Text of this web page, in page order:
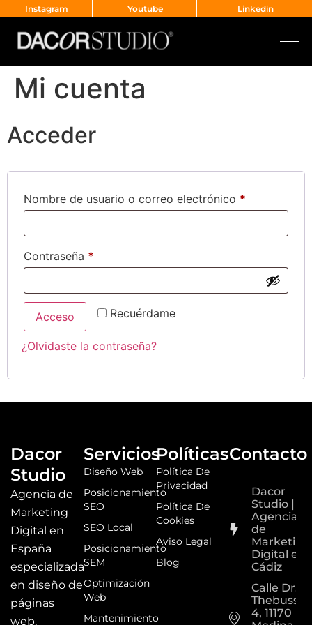
Instagram Youtube Linkedin
Mi cuenta
Acceder
Nombre de usuario o correo electrónico *
Contraseña *
Recuérdame
Acceso
¿Olvidaste la contraseña?
Dacor
Studio
Agencia de
Marketing
Digital en
España
especializada
en diseño de
páginas
web,
Servicios
Diseño Web
Posicionamiento
SEO
SEO Local
Posicionamiento
SEM
Optimización
Web
Mantenimiento
Políticas
Política De
Privacidad
Política De
Cookies
Aviso Legal
Blog
Contacto
Dacor
Studio |
Agencia
de
Marketing
Digital en
Cádiz
Calle Dr.
4, 11170